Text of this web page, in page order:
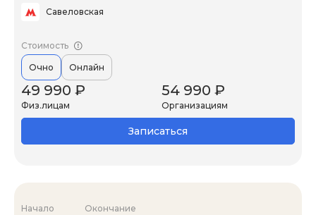
Савеловская
Стоимость
Очно Онлайн
49 990 ₽
Физ.лицам
54 990 ₽
Организациям
Записаться
Начало
Окончание